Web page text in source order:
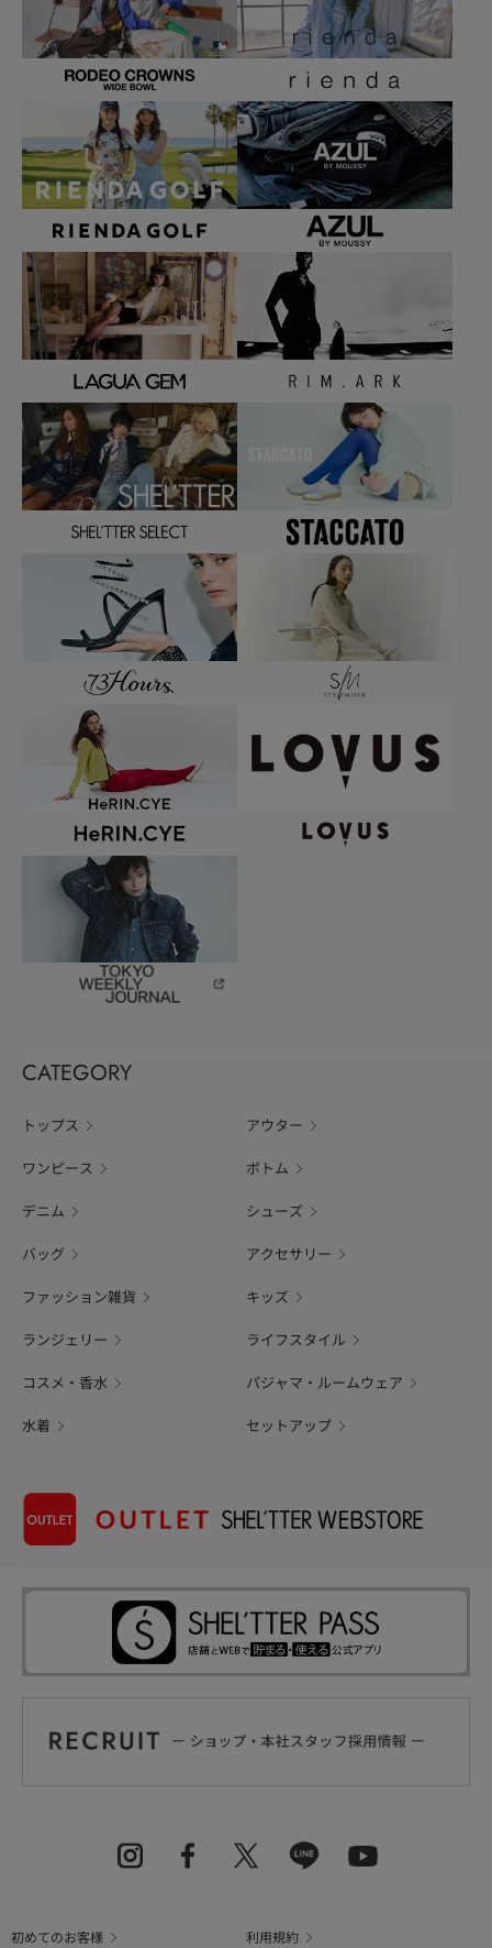
CATEGORY
トップス アウター
ワンピース ボトム
デニム シューズ
バッグ アクセサリー
ファッション雑貨 キッズ
ランジェリー ライフスタイル
コスメ・香水 パジャマ・ルームウェア
水着 セットアップ
初めてのお客様 利用規約